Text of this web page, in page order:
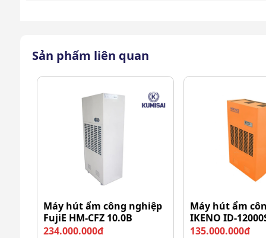
Sản phẩm liên quan
Máy hút ẩm công nghiệp
FujiE HM-CFZ 10.0B
234.000.000đ
Máy hút ẩm
IKENO ID-
135.000.000đ